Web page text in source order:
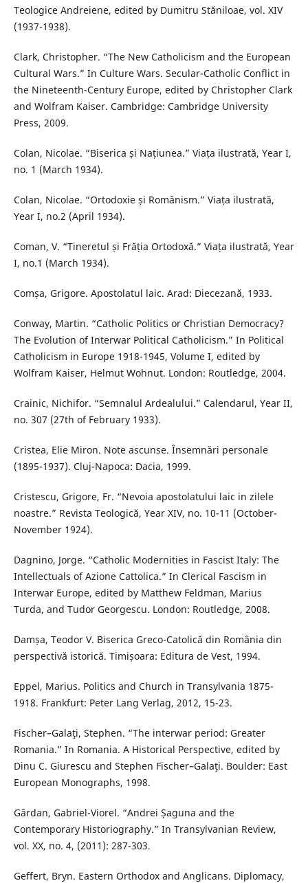
Teologice Andreiene, edited by Dumitru Stăniloae, vol. XIV
(1937-1938).
Clark, Christopher. “The New Catholicism and the European
Cultural Wars.” In Culture Wars. Secular-Catholic Conflict in
the Nineteenth-Century Europe, edited by Christopher Clark
and Wolfram Kaiser. Cambridge: Cambridge University
Press, 2009.
Colan, Nicolae. “Biserica și Națiunea.” Viața ilustrată, Year I,
no. 1 (March 1934).
Colan, Nicolae. “Ortodoxie și Românism.” Viața ilustrată,
Year I, no.2 (April 1934).
Coman, V. “Tineretul și Frăția Ortodoxă.” Viața ilustrată, Year
I, no.1 (March 1934).
Comșa, Grigore. Apostolatul laic. Arad: Diecezană, 1933.
Conway, Martin. “Catholic Politics or Christian Democracy?
The Evolution of Interwar Political Catholicism.” In Political
Catholicism in Europe 1918-1945, Volume I, edited by
Wolfram Kaiser, Helmut Wohnut. London: Routledge, 2004.
Crainic, Nichifor. “Semnalul Ardealului.” Calendarul, Year II,
no. 307 (27th of February 1933).
Cristea, Elie Miron. Note ascunse. Însemnări personale
(1895-1937). Cluj-Napoca: Dacia, 1999.
Cristescu, Grigore, Fr. “Nevoia apostolatului laic in zilele
noastre.” Revista Teologică, Year XIV, no. 10-11 (October-
November 1924).
Dagnino, Jorge. “Catholic Modernities in Fascist Italy: The
Intellectuals of Azione Cattolica.” In Clerical Fascism in
Interwar Europe, edited by Matthew Feldman, Marius
Turda, and Tudor Georgescu. London: Routledge, 2008.
Damșa, Teodor V. Biserica Greco-Catolică din România din
perspectivă istorică. Timișoara: Editura de Vest, 1994.
Eppel, Marius. Politics and Church in Transylvania 1875-
1918. Frankfurt: Peter Lang Verlag, 2012, 15-23.
Fischer–Galaţi, Stephen. “The interwar period: Greater
Romania.” In Romania. A Historical Perspective, edited by
Dinu C. Giurescu and Stephen Fischer–Galaţi. Boulder: East
European Monographs, 1998.
Gârdan, Gabriel-Viorel. “Andrei Șaguna and the
Contemporary Historiography.” In Transylvanian Review,
vol. XX, no. 4, (2011): 287-303.
Geffert, Bryn. Eastern Orthodox and Anglicans. Diplomacy,